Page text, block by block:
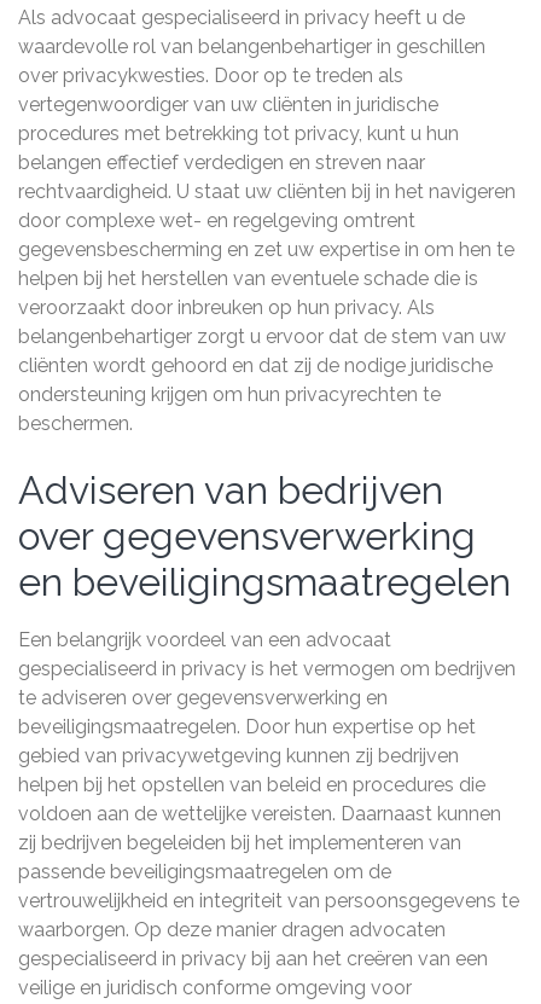
Als advocaat gespecialiseerd in privacy heeft u de
waardevolle rol van belangenbehartiger in geschillen
over privacykwesties. Door op te treden als
vertegenwoordiger van uw cliënten in juridische
procedures met betrekking tot privacy, kunt u hun
belangen effectief verdedigen en streven naar
rechtvaardigheid. U staat uw cliënten bij in het navigeren
door complexe wet- en regelgeving omtrent
gegevensbescherming en zet uw expertise in om hen te
helpen bij het herstellen van eventuele schade die is
veroorzaakt door inbreuken op hun privacy. Als
belangenbehartiger zorgt u ervoor dat de stem van uw
cliënten wordt gehoord en dat zij de nodige juridische
ondersteuning krijgen om hun privacyrechten te
beschermen.
Adviseren van bedrijven
over gegevensverwerking
en beveiligingsmaatregelen
Een belangrijk voordeel van een advocaat
gespecialiseerd in privacy is het vermogen om bedrijven
te adviseren over gegevensverwerking en
beveiligingsmaatregelen. Door hun expertise op het
gebied van privacywetgeving kunnen zij bedrijven
helpen bij het opstellen van beleid en procedures die
voldoen aan de wettelijke vereisten. Daarnaast kunnen
zij bedrijven begeleiden bij het implementeren van
passende beveiligingsmaatregelen om de
vertrouwelijkheid en integriteit van persoonsgegevens te
waarborgen. Op deze manier dragen advocaten
gespecialiseerd in privacy bij aan het creëren van een
veilige en juridisch conforme omgeving voor